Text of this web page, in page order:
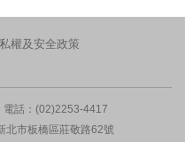
權及安全政策
電話：(02)2253-4417
北市板橋區莊敬路62號